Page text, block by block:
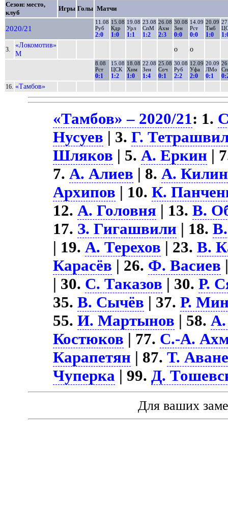
Сезон: место,
клуб
Игры Голы Матчи
2020/21
11.08
Руб
2:0
15.08
Кдр
1:0
19.08
Урл
1:1
23.08
СпМ
1:2
26.08
Ахм
2:3
30.08
Зен
0:0
14.09
Рст
0:0
20.09
Тмб
1:0
3.
«Локомотив»
М
о о
8.08
Рст
0:1
15.08
ЦСК
1:2
18.08
Хим
1:0
22.08
Зен
1:4
25.08
Соч
0:1
30.08
Руб
2:2
12.09
Уфа
2:0
20.09
ЛМо
0:1
16. «Тамбов»
«Тамбов» – 2020/21: 1.
Нусуев | 3.Г.
Шляков | 5.А. Еркин |
7.А. Алиев | 8.А. Килин
Архипов | 10.К.
12.А. Головня | 13.В.
17. З. Гигашвили | 18.
| 19.А. Терехов | 23.В.
Карасёв | 26. Ф. Васиев
| 30. С. Таказов | 30.Р.
35.В. Сычёв | 37.Р.
55.И. Мартынов | 58.А.
Костюков | 77. С.-А.
Карапетян | 87.Т.
Чуперка | 99.Д.
Для ваших